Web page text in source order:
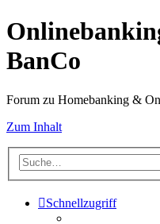
BanCo
Forum zu Homebanking &
Zum Inhalt
Schnellzugriff